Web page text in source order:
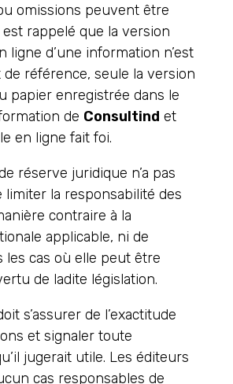
omissions peuvent être
rappelé que la version
ligne d’une information n’est
de référence, seule la version
papier enregistrée dans le
de Consultind et
en ligne fait foi.
réserve juridique n’a pas
limiter la responsabilité des
contraire à la
applicable, ni de
les cas où elle peut être
de ladite législation.
s’assurer de l’exactitude
et signaler toute
jugerait utile. Les éditeurs
cas responsables de